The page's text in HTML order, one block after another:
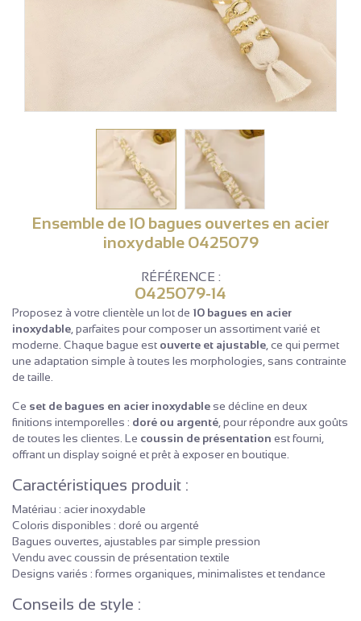
Ensemble de 10 bagues ouvertes en acier
inoxydable 0425079
RÉFÉRENCE :
0425079-14
Proposez à votre clientèle un lot de 10 bagues en acier
inoxydable , parfaites pour composer un assortiment varié et
moderne. Chaque bague est ouverte et ajustable , ce qui permet
une adaptation simple à toutes les morphologies, sans contrainte
de taille.
Ce set de bagues en acier inoxydable se décline en deux
finitions intemporelles : doré ou argenté , pour répondre aux goûts
de toutes les clientes. Le coussin de présentation est fourni,
offrant un display soigné et prêt à exposer en boutique.
Caractéristiques produit :
Matériau : acier inoxydable
Coloris disponibles : doré ou argenté
Bagues ouvertes, ajustables par simple pression
Vendu avec coussin de présentation textile
Designs variés : formes organiques, minimalistes et tendance
Conseils de style :